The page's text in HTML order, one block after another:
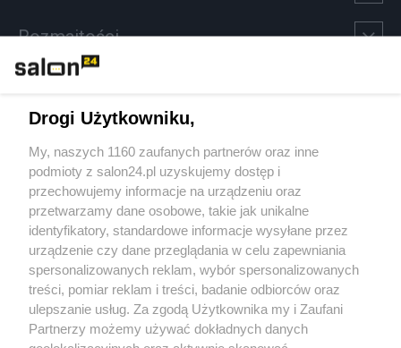
Rozmaitości
Sport
Społeczeństwo
Kultura
X Facebook Instagram Youtube
Drogi Użytkowniku,
My, naszych 1160 zaufanych partnerów oraz inne
podmioty z salon24.pl uzyskujemy dostęp i
przechowujemy informacje na urządzeniu oraz
przetwarzamy dane osobowe, takie jak unikalne
identyfikatory, standardowe informacje wysyłane przez
urządzenie czy dane przeglądania w celu zapewniania
spersonalizowanych reklam, wybór spersonalizowanych
treści, pomiar reklam i treści, badanie odbiorców oraz
ulepszanie usług. Za zgodą Użytkownika my i Zaufani
Partnerzy możemy używać dokładnych danych